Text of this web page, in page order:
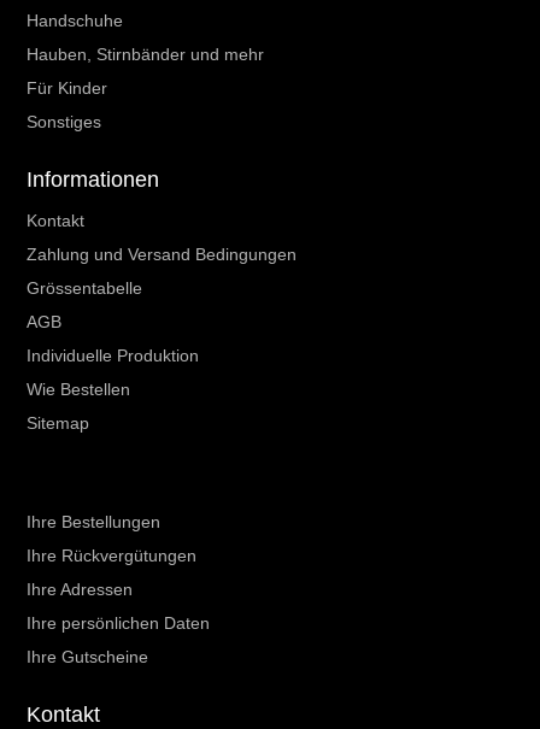
Handschuhe
Hauben, Stirnbänder und mehr
Für Kinder
Sonstiges
Informationen
Kontakt
Zahlung und Versand Bedingungen
Grössentabelle
AGB
Individuelle Produktion
Wie Bestellen
Sitemap
Ihre Bestellungen
Ihre Rückvergütungen
Ihre Adressen
Ihre persönlichen Daten
Ihre Gutscheine
Kontakt